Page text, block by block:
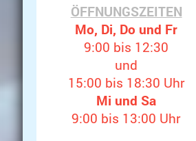
ÖFFNUNGSZEITEN
Mo, Di, Do und Fr
9:00 bis 12:30
und
15:00 bis 18:30 Uhr
Mi und Sa
9:00 bis 13:00 Uhr